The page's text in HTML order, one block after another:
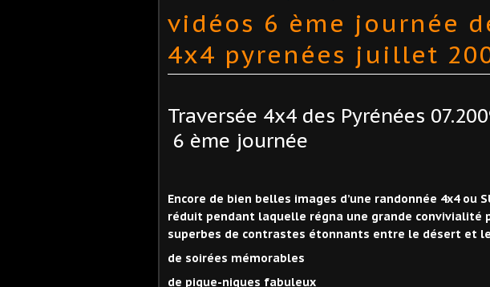
vidéos 6 ème journée
4x4 pyrenées juillet
Traversée 4x4 des Pyrénées
6 ème journée
Encore de bien belles images d’une randonnée 4x4 ou
réduit pendant laquelle régna une grande convivialité
superbes de contrastes étonnants entre le désert et
de soirées mémorables
de pique-niques fabuleux